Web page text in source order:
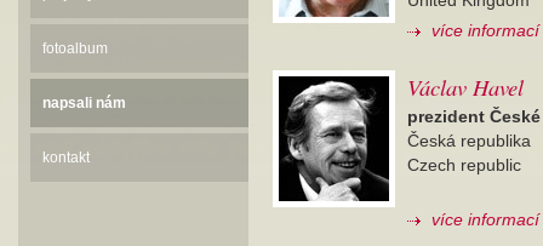
fotoalbum
napsali nám
kontakt
více informací
Václav Havel
prezident
Česká republika
Czech republic
více informací